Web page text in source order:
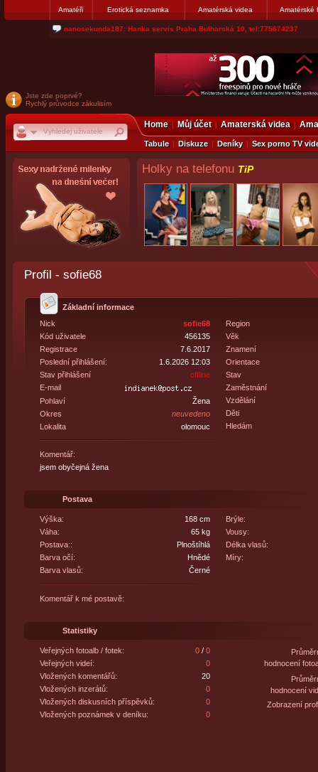
Amatéři Erotická seznamka Amatérská videa Amatérské
nanosekunda187: Hanka servis Praha Bulharská 10, tel:775674237
Jste zde poprvé?
Rychlý průvodce zákulisím
Home Můj účet Amaterská videa
Tabule Diskuze Deníky Sex porno TV
Holky na telefonu TiP
Profil - sofie68
Základní informace
Nick
sofie68
Kód uživatele
456135
Registrace
7.6.2017
Poslední přihlášení:
1.6.2026 12:03
Stav přihlášení
offline
E-mail
Pohlaví
Žena
Okres
neuvedeno
Lokalita
olomouc
Region
Věk
Znamení
Orientace
Stav
Zaměstnání
Vzdělání
Děti
Hledám
Komentář:
jsem obyčejná žena
Postava
Výška:
168 cm
Váha:
65 kg
Postava::
Plnoštíhlá
Barva očí:
Hnědé
Barva vlasů:
Černé
Brýle:
Vousy:
Délka vlasů:
Míry:
Komentář k mé postavě:
Statistiky
Veřejných fotoalb / fotek: 0/ 0
Veřejných videí:
0
Vložených komentářů:
20
Vložených inzerátů:
0
Vložených diskusních příspěvků:
0
Vložených poznámek v deníku:
0
hodnocení
hodnocení
Zobrazení